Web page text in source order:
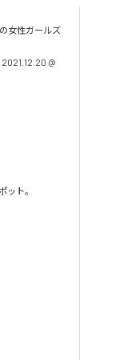
女性ガールズ
@
ット。